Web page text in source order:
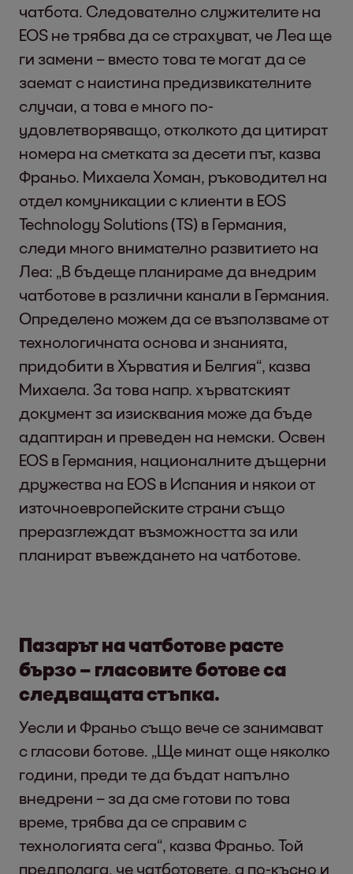
чатбота. Следователно служителите на
EOS не трябва да се страхуват, че Леа ще
ги замени – вместо това те могат да се
заемат с наистина предизвикателните
случаи, а това е много по-
удовлетворяващо, отколкото да цитират
номера на сметката за десети път, казва
Франьо. Михаела Хоман, ръководител на
отдел комуникации с клиенти в EOS
Technology Solutions (TS) в Германия,
следи много внимателно развитието на
Леа: „В бъдеще планираме да внедрим
чатботове в различни канали в Германия.
Определено можем да се възползваме от
технологичната основа и знанията,
придобити в Хърватия и Белгия“, казва
Михаела. За това напр. хърватският
документ за изисквания може да бъде
адаптиран и преведен на немски. Освен
EOS в Германия, националните дъщерни
дружества на EOS в Испания и някои от
източноевропейските страни също
преразглеждат възможността за или
планират въвеждането на чатботове.
Пазарът на чатботове расте
бързо – гласовите ботове са
следващата стъпка.
Уесли и Франьо също вече се занимават
с гласови ботове. „Ще минат още няколко
години, преди те да бъдат напълно
внедрени – за да сме готови по това
време, трябва да се справим с
технологията сега“, казва Франьо. Той
предполага, че чатботовете, а по-късно и